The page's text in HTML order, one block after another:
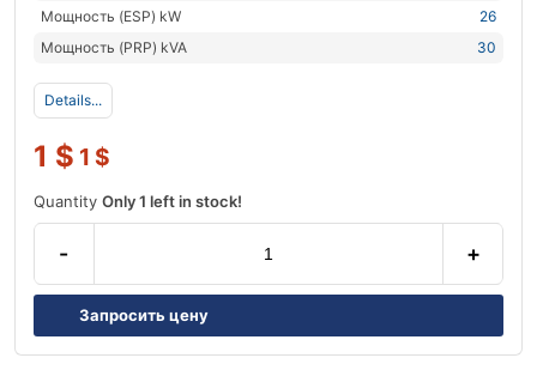
Мощность (ESP) kW
26
Мощность (PRP) kVA
30
Details...
1 $ 1 $
Quantity Only 1 left in stock!
- +
Запросить цену